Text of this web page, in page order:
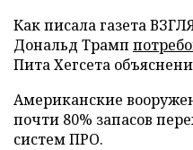
Как писала газета
Дональд Трамп
Пита Хегсета
Американские
почти 80% запасов
систем ПРО.